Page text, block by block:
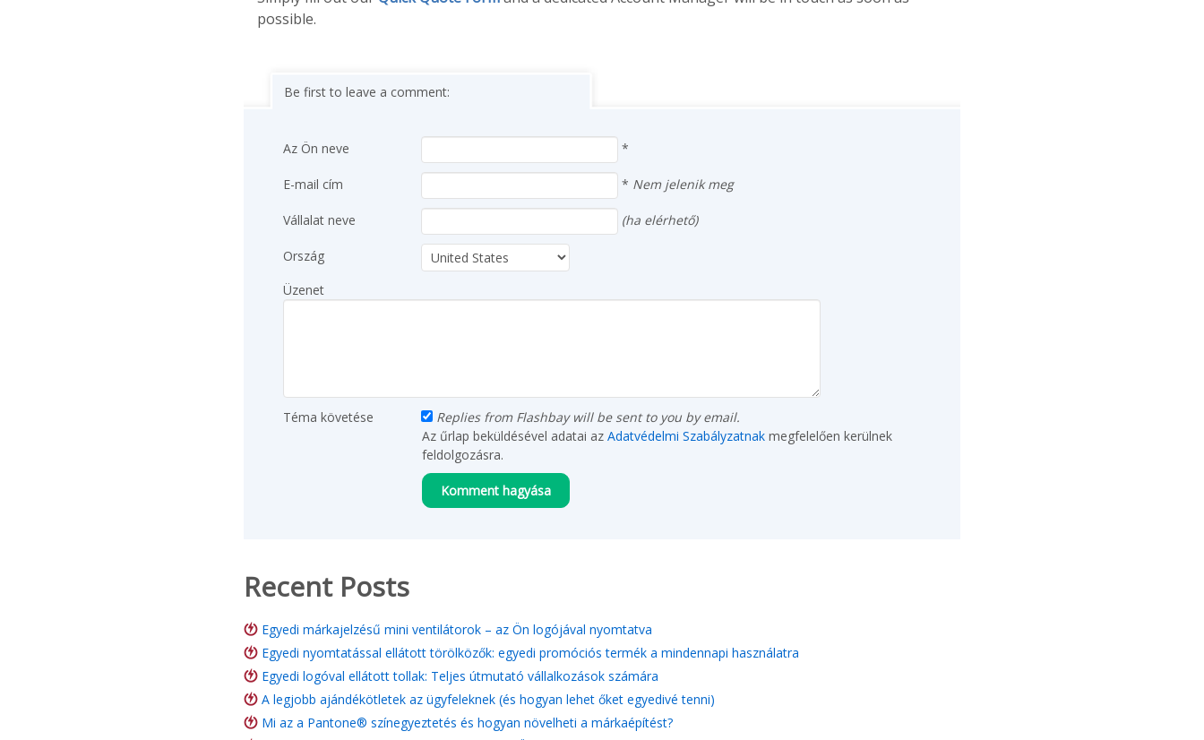
possible.
Be first to leave a comment:
Az Ön neve *
E-mail cím * Nem jelenik meg
Vállalat neve (ha elérhető)
Ország
Üzenet
Téma követése
Replies from Flashbay will be sent to you by email.
Az űrlap beküldésével adatai az Adatvédelmi Szabályzatnak megfelelően kerülnek
feldolgozásra.
Recent Posts
Egyedi márkajelzésű mini ventilátorok – az Ön logójával nyomtatva
Egyedi nyomtatással ellátott törölközők: egyedi promóciós termék a mindennapi használatra
Egyedi logóval ellátott tollak: Teljes útmutató vállalkozások számára
A legjobb ajándékötletek az ügyfeleknek (és hogyan lehet őket egyedivé tenni)
Mi az a Pantone® színegyeztetés és hogyan növelheti a márkaépítést?